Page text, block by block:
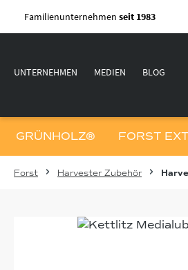
Hauptinhalt springen
Zur Suche springen
Zur Hauptnavigation
Familienunternehmen seit 1983
UNTERNEHMEN MEDIEN BLOG
GRÜNHOLZ® FORST
Forst Harvester Zubehör
Bildergalerie überspringen